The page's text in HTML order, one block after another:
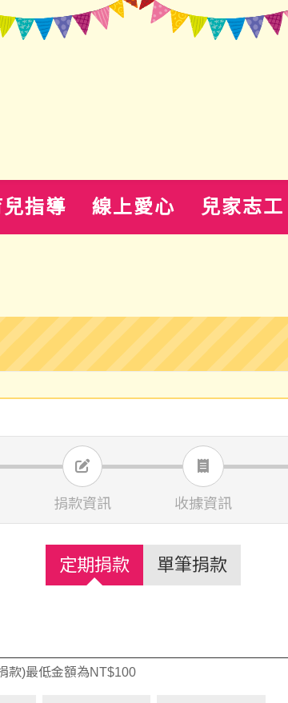
兒指導 線上愛心 兒家志工
捐款資訊 收據資訊
定期捐款 單筆捐款
款)最低金額為NT$100